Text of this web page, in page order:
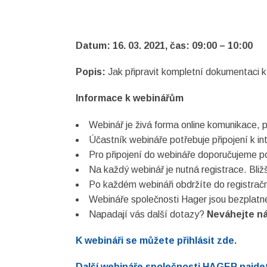
Datum: 16. 03. 2021, čas: 09:00 – 10:00
Popis: Jak připravit kompletní dokumentaci
Informace k webinářům
Webinář je živá forma online
Účastník webináře potřebuje připojení k
Pro připojení do webináře doporučujeme
Na každý webinář je nutná registrace.
Po každém webináři obdržíte do
Webináře společnosti Hager jsou
Napadají vás další dotazy? Neváhejte
K webináři se můžete přihlásit zde.